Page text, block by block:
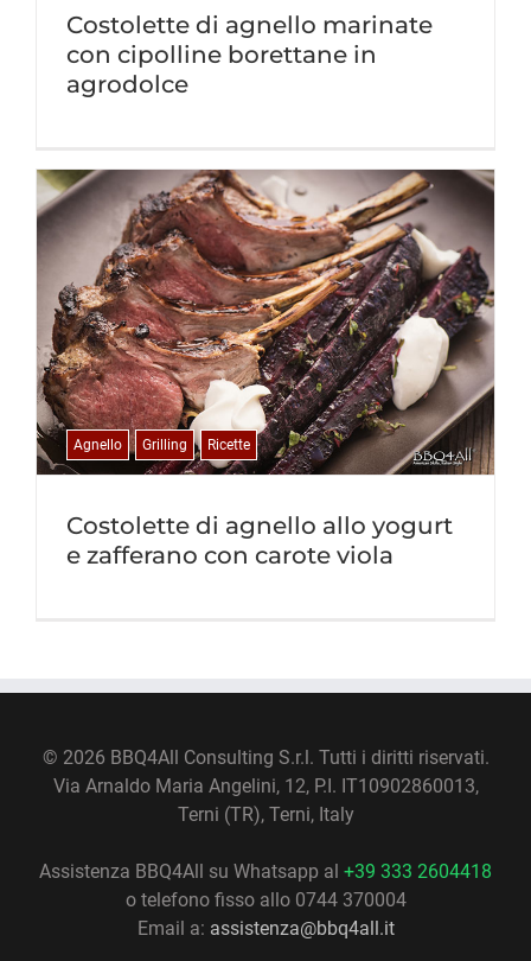
Costolette di agnello marinate
con cipolline borettane in
agrodolce
Costolette di agnello allo yogurt
e zafferano con carote viola
Agnello Grilling Ricette
© 2026 BBQ4All Consulting S.r.l. Tutti i diritti riservati.
Via Arnaldo Maria Angelini, 12, P.I. IT10902860013,
Terni (TR), Terni, Italy
Assistenza BBQ4All su Whatsapp al +39 333 2604418
o telefono fisso allo 0744 370004
Email a: assistenza@bbq4all.it